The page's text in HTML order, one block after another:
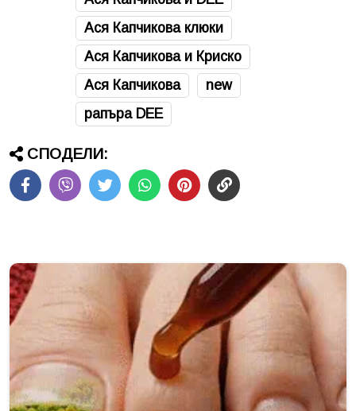
Ася Капчикова клюки
Ася Капчикова и Криско
Ася Капчикова
new
рапъра DEE
СПОДЕЛИ: